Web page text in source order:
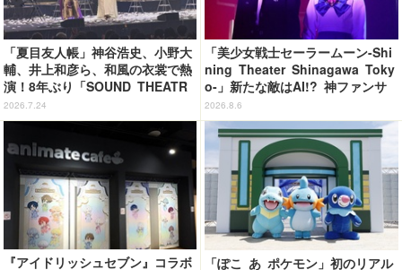
「夏目友人帳」神谷浩史、小野大
輔、井上和彦ら、和風の衣裳で熱
演！8年ぶり「SOUND THEATR
E」夜公演レポート
2026.7.24
「美少女戦士セーラームーン-Shi
ning Theater Shinagawa Toky
o-」新たな敵はAI!? 神ファンサ
も健在で舞台初心者も悶絶！＜第
2期レビュー＞
2026.8.6
『アイドリッシュセブン』コラボ
「ぽこ あ ポケモン」初のリアル